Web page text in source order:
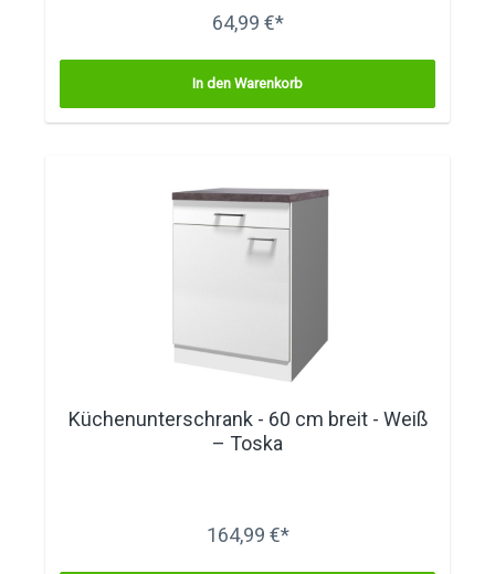
64,99 €*
In den Warenkorb
Küchenunterschrank - 60 cm breit - Weiß
– Toska
164,99 €*